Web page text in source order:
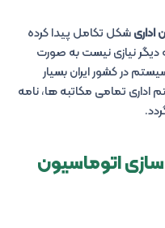
اداریشکل تکامل پیدا کرده
نیازی نیست به صورت
در کشور ایران بسیار
تمامی مکاتبه ها، نامه
اتوماسیون